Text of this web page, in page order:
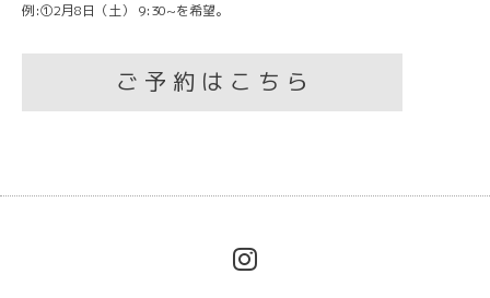
例:①2月8日（土） 9:30~を希望。
ご 予 約 は こ ち ら